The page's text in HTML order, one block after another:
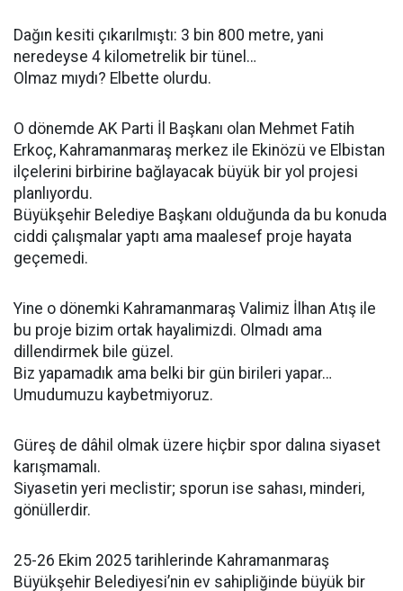
Dağın kesiti çıkarılmıştı: 3 bin 800 metre, yani
neredeyse 4 kilometrelik bir tünel…
Olmaz mıydı? Elbette olurdu.
O dönemde AK Parti İl Başkanı olan Mehmet Fatih
Erkoç, Kahramanmaraş merkez ile Ekinözü ve Elbistan
ilçelerini birbirine bağlayacak büyük bir yol projesi
planlıyordu.
Büyükşehir Belediye Başkanı olduğunda da bu konuda
ciddi çalışmalar yaptı ama maalesef proje hayata
geçemedi.
Yine o dönemki Kahramanmaraş Valimiz İlhan Atış ile
bu proje bizim ortak hayalimizdi. Olmadı ama
dillendirmek bile güzel.
Biz yapamadık ama belki bir gün birileri yapar…
Umudumuzu kaybetmiyoruz.
Güreş de dâhil olmak üzere hiçbir spor dalına siyaset
karışmamalı.
Siyasetin yeri meclistir; sporun ise sahası, minderi,
gönüllerdir.
25-26 Ekim 2025 tarihlerinde Kahramanmaraş
Büyükşehir Belediyesi’nin ev sahipliğinde büyük bir